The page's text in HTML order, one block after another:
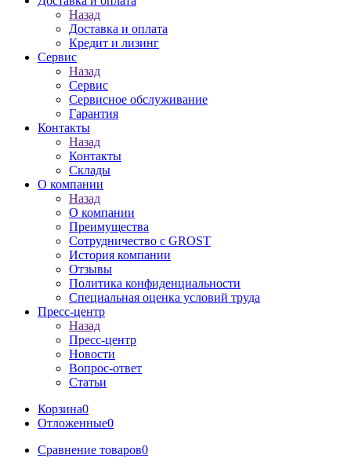
Назад
Доставка и оплата
Кредит и лизинг
Сервис
Назад
Сервис
Сервисное обслуживание
Гарантия
Контакты
Назад
Контакты
Склады
О компании
Назад
О компании
Преимущества
Сотрудничество с GROST
История компании
Отзывы
Политика конфиденциальности
Специальная оценка условий труда
Пресс-центр
Назад
Пресс-центр
Новости
Вопрос-ответ
Статьи
Корзина0
Отложенные0
Сравнение товаров0